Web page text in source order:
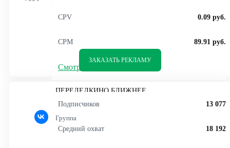
CPV 0.09 руб.
CPM 89.91 руб.
Смотреть статистику
ЗАКАЗАТЬ РЕКЛАМУ
ПЕРЕДЕЛКИНО БЛИЖНЕЕ
Группа
Подписчиков 13 077
Средний охват 18 192